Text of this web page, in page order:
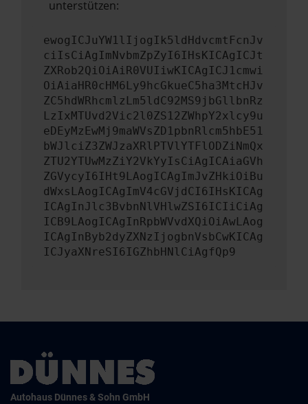
unterstützen:
ewogICJuYW1lIjogIk5ldHdvcmtFcnJv
ciIsCiAgImNvbmZpZyI6IHsKICAgICJt
ZXRob2QiOiAiR0VUIiwKICAgICJ1cmwi
OiAiaHR0cHM6Ly9hcGkueC5ha3MtcHJv
ZC5hdWRhcmlzLm5ldC92MS9jbGllbnRz
LzIxMTUvd2Vic2l0ZS12ZWhpY2xlcy9u
eDEyMzEwMj9maWVsZD1pbnRlcm5hbE51
bWJlciZ3ZWJzaXRlPTVlYTFlODZiNmQx
ZTU2YTUwMzZiY2VkYyIsCiAgICAiaGVh
ZGVycyI6IHt9LAogICAgImJvZHkiOiBu
dWxsLAogICAgImV4cGVjdCI6IHsKICAg
ICAgInJlc3BvbnNlVHlwZSI6ICIiCiAg
ICB9LAogICAgInRpbWVvdXQiOiAwLAog
ICAgInByb2dyZXNzIjogbnVsbCwKICAg
ICJyaXNreSI6IGZhbHNlCiAgfQp9
Autohaus Dünnes & Sohn GmbH